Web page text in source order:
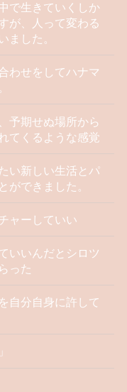
で生きていくしか
が、人って変わる
ました。
わせをしてハナマ
予期せぬ場所から
てくるような感覚
い新しい生活とパ
ができました。
ャーしていい
いいんだとシロツ
った
自分自身に許して